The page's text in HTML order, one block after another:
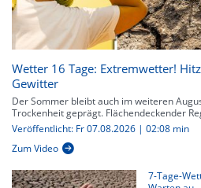
Wetter 16 Tage: Extremwetter!
Gewitter
Der Sommer bleibt auch im weiteren
Trockenheit geprägt. Flächendeckender
Veröffentlicht: Fr 07.08.2026 | 02:08 min
Zum Video
7-Tage-